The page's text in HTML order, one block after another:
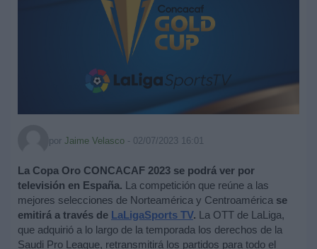
por Jaime Velasco - 02/07/2023 16:01
La Copa Oro CONCACAF 2023 se podrá ver por
televisión en España. La competición que reúne a las
mejores selecciones de Norteamérica y Centroamérica se
emitirá a través de LaLigaSports TV. La OTT de LaLiga,
que adquirió a lo largo de la temporada los derechos de la
Saudi Pro League, retransmitirá los partidos para todo el